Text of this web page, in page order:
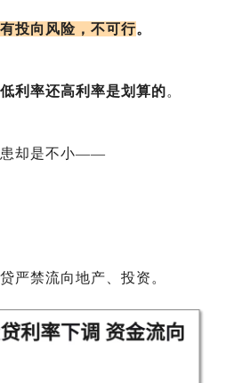
投向风险，不可行。
低利率还高利率是划算的。
患却是不小——
严禁流向地产、投资。